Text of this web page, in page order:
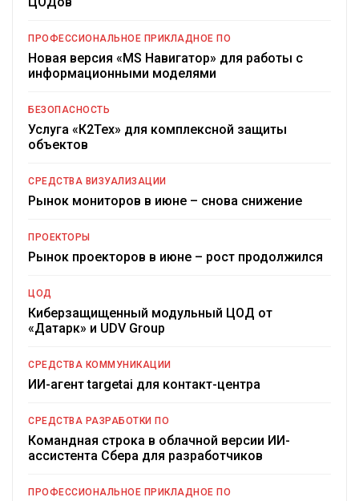
ПРОФЕССИОНАЛЬНОЕ ПРИКЛАДНОЕ ПО
Новая версия «MS Навигатор» для работы с
информационными моделями
БЕЗОПАСНОСТЬ
Услуга «К2Тех» для комплексной защиты
объектов
СРЕДСТВА ВИЗУАЛИЗАЦИИ
Рынок мониторов в июне – снова снижение
ПРОЕКТОРЫ
Рынок проекторов в июне – рост продолжился
ЦОД
Киберзащищенный модульный ЦОД от
«Датарк» и UDV Group
СРЕДСТВА КОММУНИКАЦИИ
ИИ-агент targetai для контакт-центра
СРЕДСТВА РАЗРАБОТКИ ПО
Командная строка в облачной версии ИИ-
ассистента Сбера для разработчиков
ПРОФЕССИОНАЛЬНОЕ ПРИКЛАДНОЕ ПО